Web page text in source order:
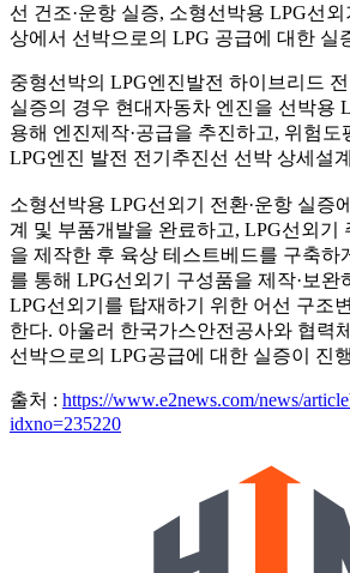
선 건조·운항 실증, 소형선박용 LPG선
상에서 선박으로의 LPG 공급에 대한 실
중형선박의 LPG엔진발전 하이브리드
실증의 경우 현대자동차 엔진을 선박용
용해 엔진제작·공급을 추진하고, 위험
LPG엔진 발전 전기추진선 선박 상세설
소형선박용 LPG선외기 전환·운항 실증
계 및 부품개발을 완료하고, LPG선외기
을 제작한 후 육상 테스트베드를 구축하
를 통해 LPG선외기 구성품을 제작·보완
LPG선외기를 탑재하기 위한 어선 구조
한다. 아울러 한국가스안전공사와 협력
선박으로의 LPG공급에 대한 실증이 진
출처 : https://www.e2news.com/news/
idxno=235220